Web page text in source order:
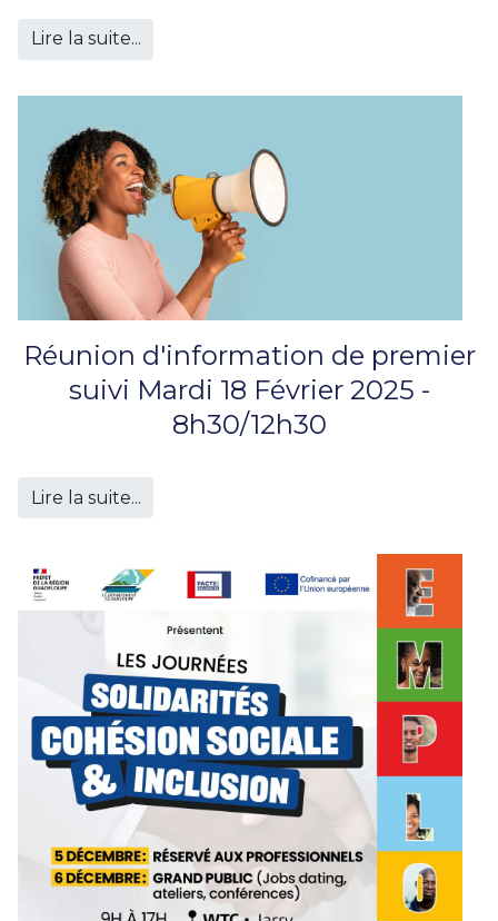
Lire la suite...
Réunion d'information de premier
suivi Mardi 18 Février 2025 -
8h30/12h30
Lire la suite...